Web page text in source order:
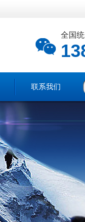
全国
联系我们